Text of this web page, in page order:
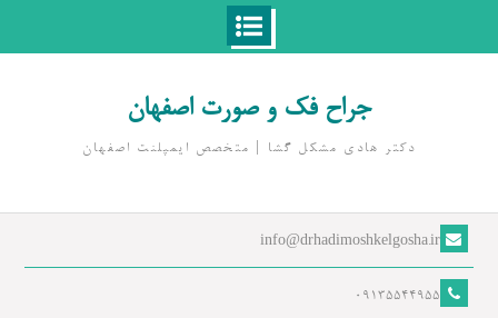
جراح فک و صورت اصفهان
دکتر هادی مشکل گشا | متخصص ايمپلنت اصفهان
info@drhadimoshkelgosha.ir
09135544955